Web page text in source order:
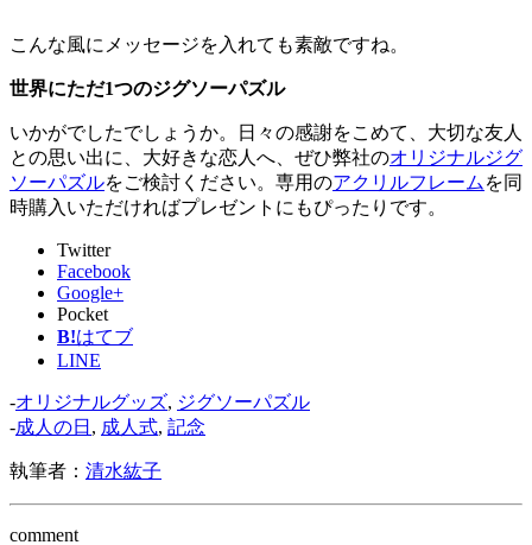
こんな風にメッセージを入れても素敵ですね。
世界にただ1つのジグソーパズル
いかがでしたでしょうか。日々の感謝をこめて、大切な友人
との思い出に、大好きな恋人へ、ぜひ弊社のオリジナルジグ
ソーパズルをご検討ください。専用のアクリルフレーム を同
時購入いただければプレゼントにもぴったりです。
Twitter
Facebook
Google+
Pocket
B!はてブ
LINE
-オリジナルグッズ, ジグソーパズル
-成人の日 , 成人式, 記念
執筆者： 清水紘子
comment